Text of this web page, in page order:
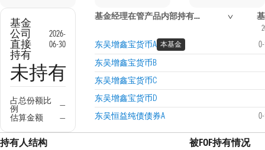
基金
公司
直接
持有
2026-
06-30
未持有
占总份额比
例
—
估算金额
—
基金经理在管产品内部持有信息
东吴增鑫宝货币A 本基金
东吴增鑫宝货币B
东吴增鑫宝货币C
东吴增鑫宝货币D
东吴恒益纯债债券A
持有人结构 被FOF持有情况